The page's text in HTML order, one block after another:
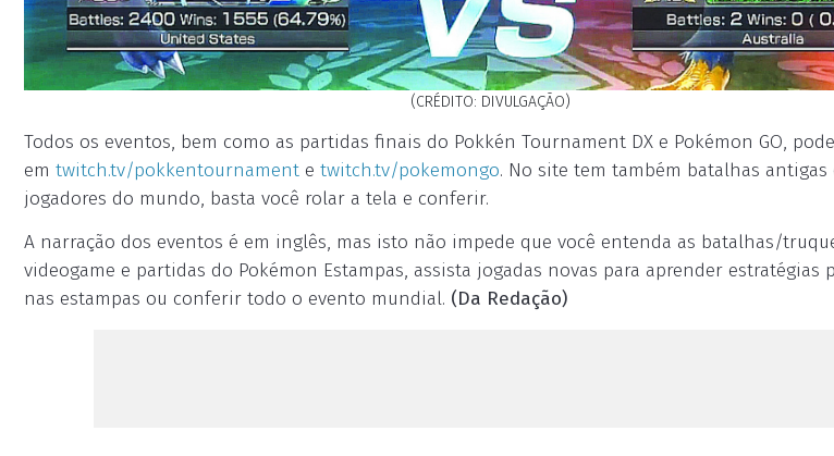
(CRÉDITO: DIVULGAÇÃO)
Todos os eventos, bem como as partidas finais do Pokkén Tournament DX e Pokémon GO,
em twitch.tv/pokkentournament e twitch.tv/pokemongo. No site tem também batalhas antigas
jogadores do mundo, basta você rolar a tela e conferir.
A narração dos eventos é em inglês, mas isto não impede que você entenda as batalhas/
videogame e partidas do Pokémon Estampas, assista jogadas novas para aprender estratégias
nas estampas ou conferir todo o evento mundial. (Da Redação)